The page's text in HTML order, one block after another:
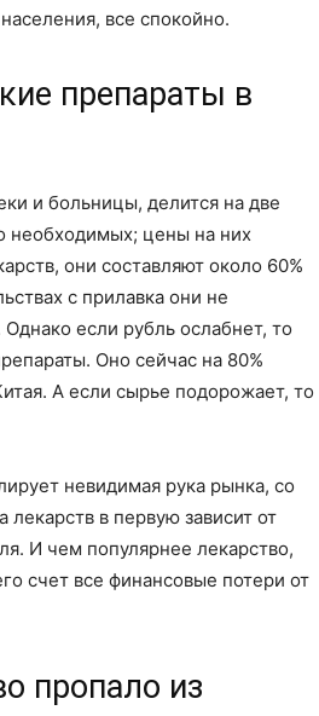
все спокойно.
препараты в
и больницы, делится на две
необходимых; цены на них
они составляют около 60%
с прилавка они не
если рубль ослабнет, то
Оно сейчас на 80%
А если сырье подорожает, то
невидимая рука рынка, со
в первую зависит от
И чем популярнее лекарство,
счет все финансовые потери от
пропало из